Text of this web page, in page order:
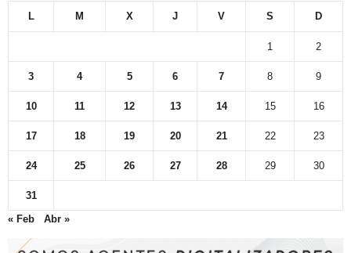
L M X J V S D
1 2
3 4 5 6 7 8 9
10 11 12 13 14 15 16
17 18 19 20 21 22 23
24 25 26 27 28 29 30
31
« Feb
Abr »